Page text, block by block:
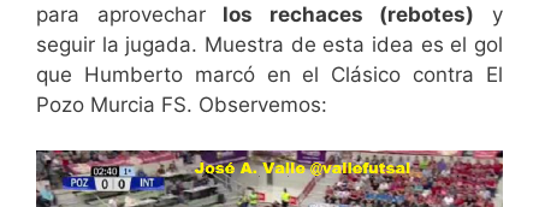
para aprovechar los rechaces (rebotes) y
seguir la jugada. Muestra de esta idea es el gol
que Humberto marcó en el Clásico contra El
Pozo Murcia FS. Observemos: